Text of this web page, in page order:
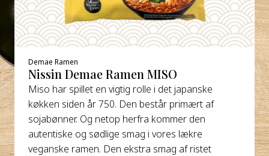
Demae Ramen
Nissin Demae Ramen MISO
Miso har spillet en vigtig rolle i det japanske
køkken siden år 750. Den består primært af
sojabønner. Og netop herfra kommer den
autentiske og sødlige smag i vores lækre
veganske ramen. Den ekstra smag af ristet